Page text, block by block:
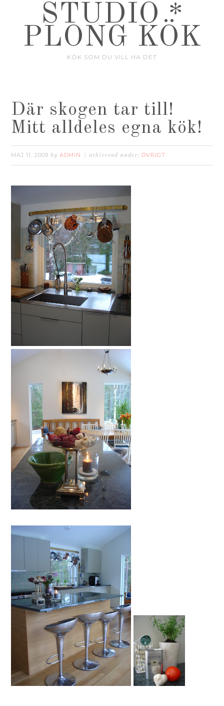
STUDIO *
PLONG KÖK
KÖK SOM DU VILL HA DET
Där skogen tar till!
Mitt alldeles egna kök!
MAJ 11, 2009 byADMIN arkiverad under:ÖVRIGT